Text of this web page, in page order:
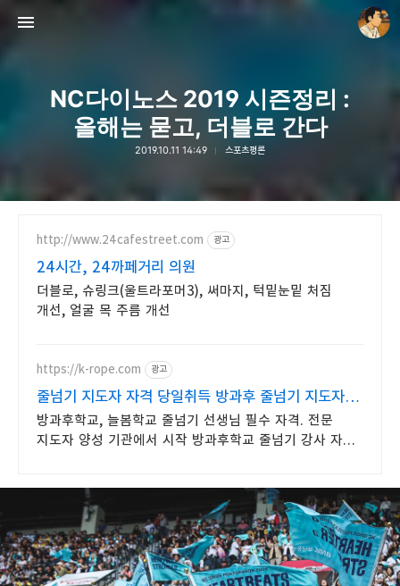
NC다이노스 2019 시즌정리 :
올해는 묻고, 더블로 간다
2019.10.11 14:49 스포츠평론
http://www.24cafestreet.com 광고
24시간, 24까페거리 의원
더블로, 슈링크(울트라포머3), 써마지, 턱밑눈밑 처짐
개선, 얼굴 목 주름 개선
https://k-rope.com 광고
줄넘기 지도자 자격 당일취득 방과후 줄넘기 지도자
양성
방과후학교, 늘봄학교 줄넘기 선생님 필수 자격. 전문
지도자 양성 기관에서 시작 방과후학교 줄넘기 강사 자격
thebravepost.com